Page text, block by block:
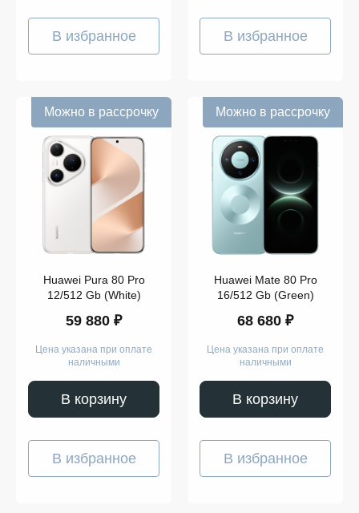
В избранное В избранное
Можно в рассрочку
Huawei Pura 80 Pro
12/512 Gb (White)
59 880 ₽
Цена указана при оплате
наличными
В корзину
В избранное
Можно в рассрочку
Huawei Mate 80 Pro
16/512 Gb (Green)
68 680 ₽
Цена указана при оплате
наличными
В корзину
В избранное